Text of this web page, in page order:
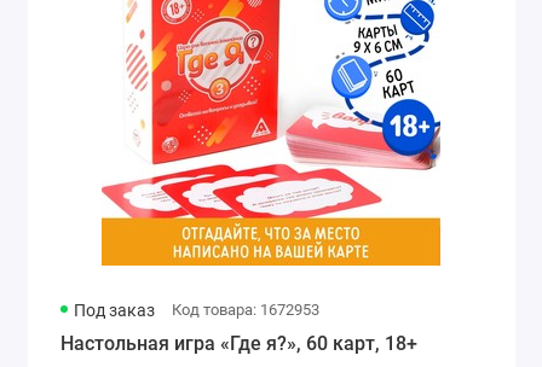
Под заказ Код товара: 1672953
Настольная игра «Где я?», 60 карт, 18+